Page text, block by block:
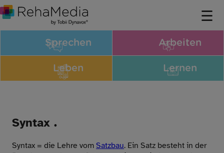
Syntax .
Syntax = die Lehre vom Satzbau. Ein Satz besteht in der
Sprechen Arbeiten
Leben Lernen